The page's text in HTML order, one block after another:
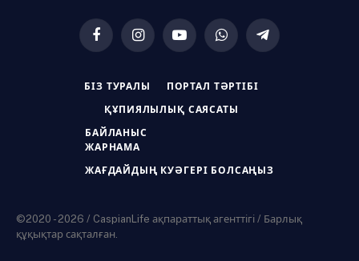
FacebookInstagramYouTubeWhatsAppTelegram
БІЗ ТУРАЛЫ ПОРТАЛ ТӘРТІБІ
ҚҰПИЯЛЫЛЫҚ САЯСАТЫ
БАЙЛАНЫС
ЖАРНАМА
ЖАҒДАЙДЫҢ КУӘГЕРІ БОЛСАҢЫЗ
©2020 - 2026 / CaspianLife ақпараттық агенттігі / Барлық
құқықтар сақталған.